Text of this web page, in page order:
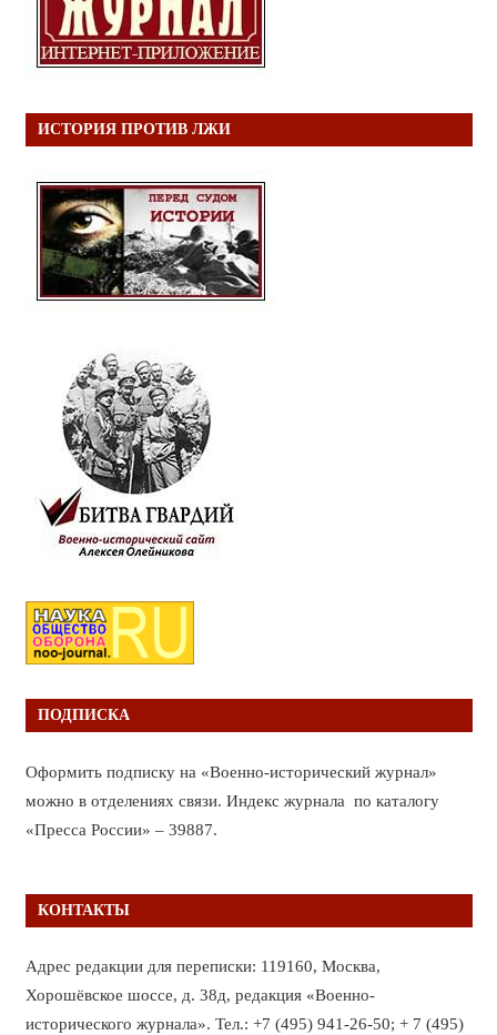
ИСТОРИЯ ПРОТИВ ЛЖИ
ПОДПИСКА
Оформить подписку на «Военно-исторический журнал»
можно в отделениях связи. Индекс журнала по каталогу
«Пресса России» – 39887.
КОНТАКТЫ
Адрес редакции для переписки: 119160, Москва,
Хорошёвское шоссе, д. 38д, редакция «Военно-
исторического журнала». Тел.: +7 (495) 941-26-50; + 7 (495)